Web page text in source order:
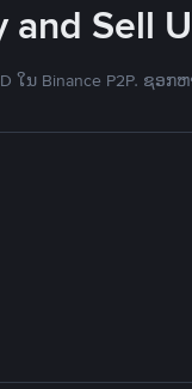
and Sell
ໃນ Binance P2P. ຊ